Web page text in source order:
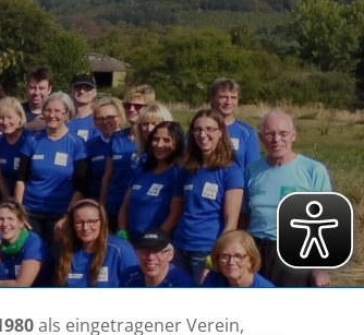
als eingetragener Verein,